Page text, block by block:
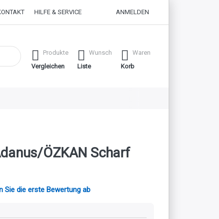
HILFE & SERVICE ANMELDEN
Ergebnisse. Drücken Sie die Eingabetaste, um alle
Produkte
Vergleichen
Wunsch
Liste
Waren
Korb
ÖZKAN Scharf
Sie die erste Bewertung ab